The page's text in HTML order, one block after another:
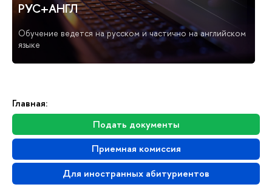
Главная:
Подать документы
Приемная комиссия
Для иностранных абитуриентов
РУС+АНГЛ
Обучение ведется на русском и частично на английском
языке